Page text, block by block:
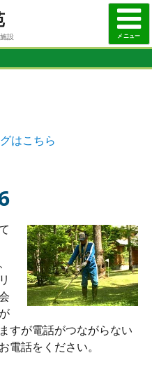
設 メニュー
はこちら
すが電話がつながらない
電話をください。